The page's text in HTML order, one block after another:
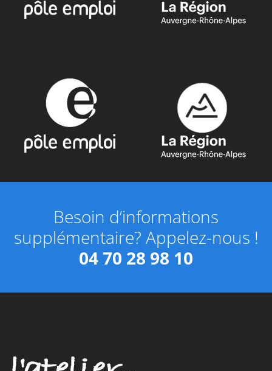
Besoin d’informations
supplémentaire? Appelez-nous !
04 70 28 98 10